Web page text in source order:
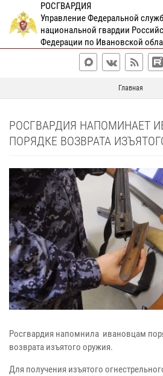
РОСГВАРДИЯ
Управление Федеральной
национальной гвардии
Федерации по Ивановской
Главная
РОСГВАРДИЯ НАПОМИНАЕТ
ПОРЯДКЕ ВОЗВРАТА
Росгвардия напомнила ивановцам
возврата изъятого оружия.
Для получения изъятого